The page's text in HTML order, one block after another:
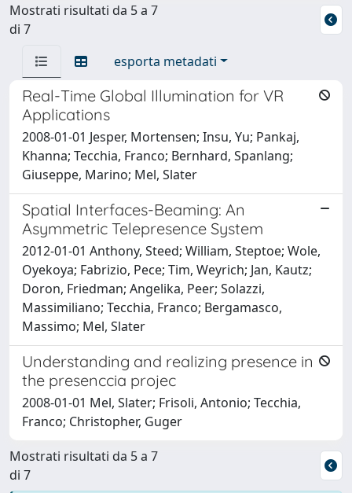
Mostrati risultati da 5 a 7
di 7
esporta metadati
Real-Time Global Illumination for VR
Applications
2008-01-01 Jesper, Mortensen; Insu, Yu; Pankaj,
Khanna; Tecchia, Franco; Bernhard, Spanlang;
Giuseppe, Marino; Mel, Slater
Spatial Interfaces-Beaming: An
Asymmetric Telepresence System
2012-01-01 Anthony, Steed; William, Steptoe; Wole,
Oyekoya; Fabrizio, Pece; Tim, Weyrich; Jan, Kautz;
Doron, Friedman; Angelika, Peer; Solazzi,
Massimiliano; Tecchia, Franco; Bergamasco,
Massimo; Mel, Slater
Understanding and realizing presence in
the presenccia projec
2008-01-01 Mel, Slater; Frisoli, Antonio; Tecchia,
Franco; Christopher, Guger
Mostrati risultati da 5 a 7
di 7